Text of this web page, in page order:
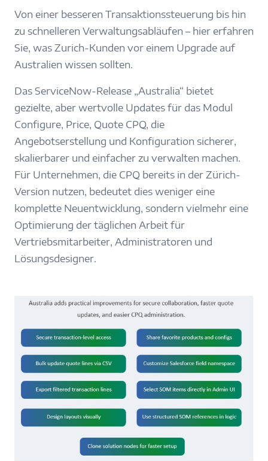
Von einer besseren Transaktionssteuerung bis hin
zu schnelleren Verwaltungsabläufen – hier erfahren
Sie, was Zurich-Kunden vor einem Upgrade auf
Australien wissen sollten.
Das ServiceNow-Release „Australia“ bietet
gezielte, aber wertvolle Updates für das Modul
Configure, Price, Quote CPQ, die
Angebotserstellung und Konfiguration sicherer,
skalierbarer und einfacher zu verwalten machen.
Für Unternehmen, die CPQ bereits in der Zürich-
Version nutzen, bedeutet dies weniger eine
komplette Neuentwicklung, sondern vielmehr eine
Optimierung der täglichen Arbeit für
Vertriebsmitarbeiter, Administratoren und
Lösungsdesigner.